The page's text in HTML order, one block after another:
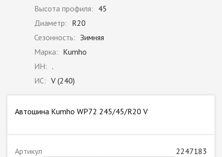
Высота профиля: 45
Диаметр: R20
Сезонность: Зимняя
Марка: Kumho
ИН: .
ИС: V (240)
Автошина Kumho WP72 245/45/R20 V
Артикул
2247183